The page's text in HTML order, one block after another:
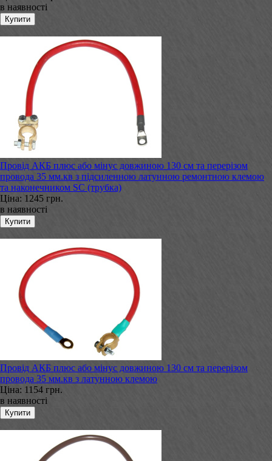
в наявності
Провід АКБ плюс або мінус довжиною 130 см та перерізом
провода 35 мм.кв з підсиленною латунною ремонтною клемою
та наконечником SC (трубка)
Ціна: 1245 грн.
в наявності
Провід АКБ плюс або мінус довжиною 130 см та перерізом
провода 35 мм.кв з латунною клемою
Ціна: 1154 грн.
в наявності